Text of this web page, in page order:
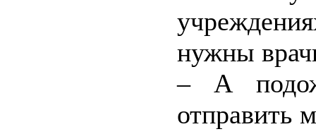
нужны
– А
отправить